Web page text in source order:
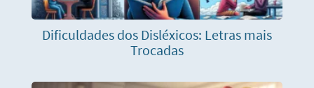
Dificuldades dos Disléxicos: Letras mais
Trocadas